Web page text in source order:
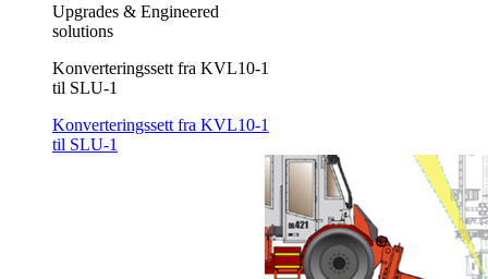
Upgrades & Engineered
solutions
Konverteringssett fra KVL10-1
til SLU-1
Konverteringssett fra KVL10-1
til SLU-1